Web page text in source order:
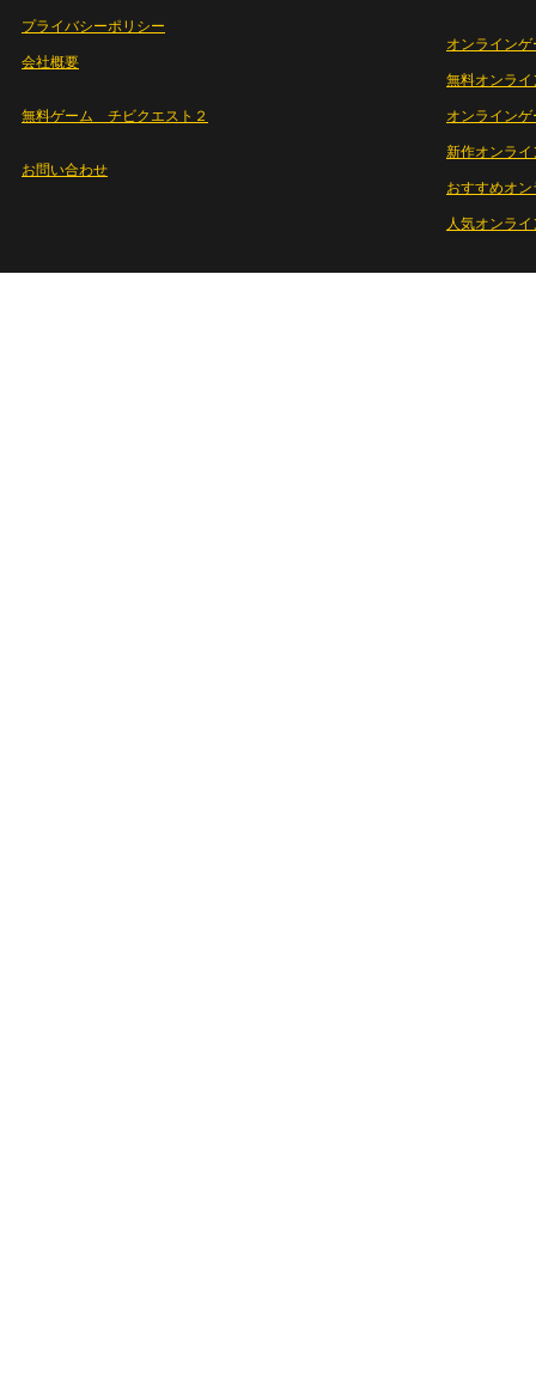
プライバシーポリシー
会社概要
無料ゲーム チビクエスト２
お問い合わせ
オンラインゲ
無料オンライ
オンライン
新作オンライ
おすすめオ
人気オンラ